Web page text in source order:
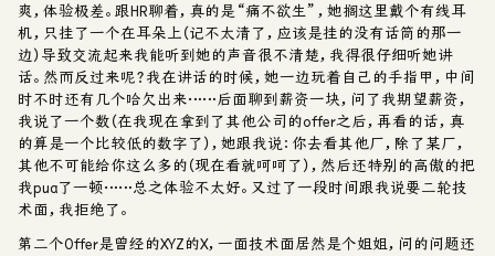
爽，体验极差。跟HR聊着，真的是“痛不欲生”，她搁这里戴个有线耳
机，只挂了一个在耳朵上（记不太清了，应该是挂的没有话筒的那一
边）导致交流起来我能听到她的声音很不清楚，我得很仔细听她讲
话。然而反过来呢？我在讲话的时候，她一边玩着自己的手指甲，中间
时不时还有几个哈欠出来……后面聊到薪资一块，问了我期望薪资，
我说了一个数（在我现在拿到了其他公司的offer之后，再看的话，真
的算是一个比较低的数字了），她跟我说：你去看其他厂，除了某厂，
其他不可能给你这么多的（现在看就呵呵了），然后还特别的高傲的把
我pua了一顿……总之体验不太好。又过了一段时间跟我说要二轮技
术面，我拒绝了。
第二个Offer是曾经的XYZ的X，一面技术面居然是个姐姐，问的问题还